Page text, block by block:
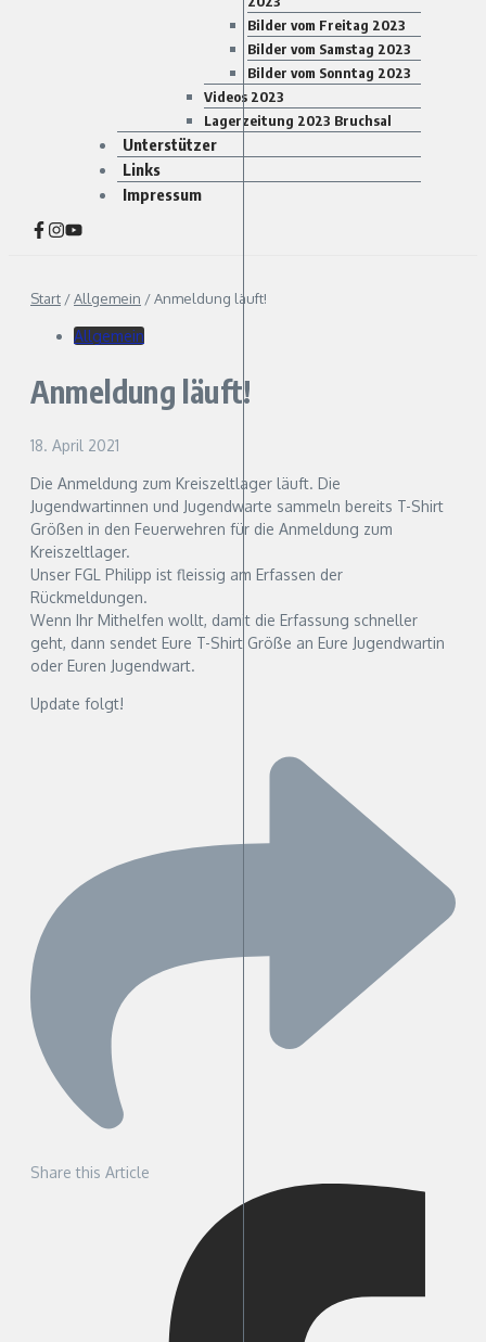
Bilder vom Freitag 2023
Bilder vom Samstag 2023
Bilder vom Sonntag 2023
Videos 2023
Lagerzeitung 2023 Bruchsal
Unterstützer
Links
Impressum
Start /Allgemein /Anmeldung läuft!
Allgemein
Anmeldung läuft!
18. April 2021
Die Anmeldung zum Kreiszeltlager läuft. Die
Jugendwartinnen und Jugendwarte sammeln bereits T-Shirt
Größen in den Feuerwehren für die Anmeldung zum
Kreiszeltlager.
Unser FGL Philipp ist fleissig am Erfassen der
Rückmeldungen.
Wenn Ihr Mithelfen wollt, damit die Erfassung schneller
geht, dann sendet Eure T-Shirt Größe an Eure Jugendwartin
oder Euren Jugendwart.
Update folgt!
Share this Article